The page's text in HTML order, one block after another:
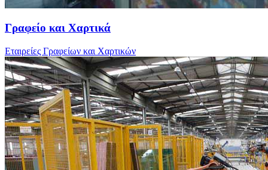
Γραφείο και Χαρτικά
Εταιρείες Γραφείων και Χαρτικών